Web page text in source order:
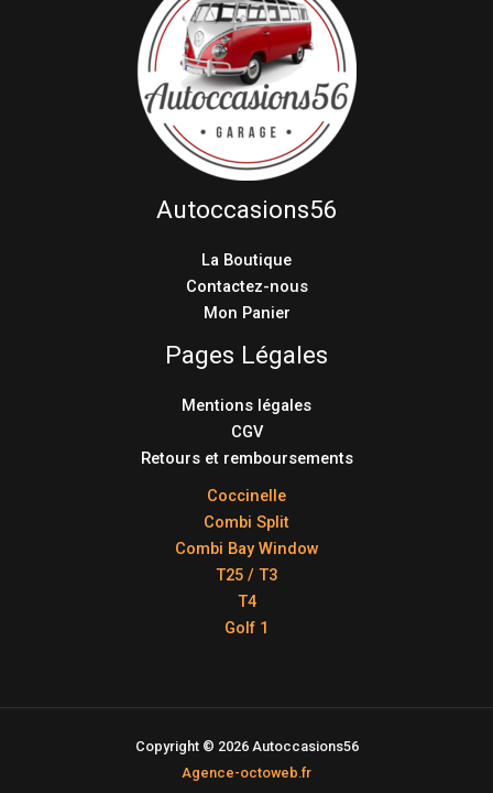
Autoccasions56
La Boutique
Contactez-nous
Mon Panier
Pages Légales
Mentions légales
CGV
Retours et remboursements
Coccinelle
Combi Split
Combi Bay Window
T25 / T3
T4
Golf 1
Copyright © 2026 Autoccasions56
Agence-octoweb.fr